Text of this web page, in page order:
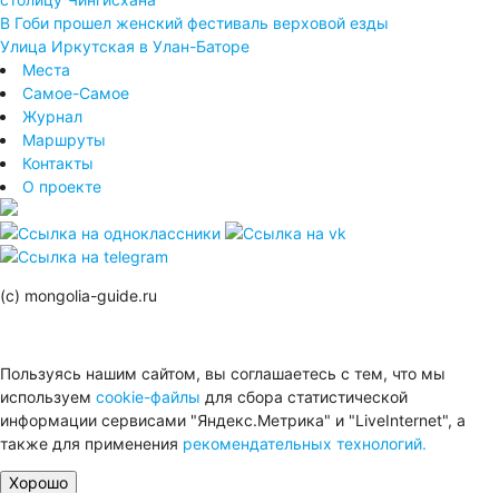
В Гоби прошел женский фестиваль верховой езды
Улица Иркутская в Улан-Баторе
Места
Самое-Самое
Журнал
Маршруты
Контакты
О проекте
(с) mongolia-guide.ru
Пользуясь нашим сайтом, вы соглашаетесь с тем, что мы
используем cookie-файлы для сбора статистической
информации сервисами "Яндекс.Метрика" и "LiveInternet", а
также для применения рекомендательных технологий.
Хорошо